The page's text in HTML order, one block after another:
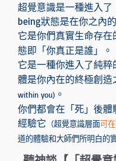
超覺意識是一種進入
being狀態是在你之內
它是你們真實生命存在
態即「你真正是誰」。
它是一種你進入了純粹
體是你內在的終極創造
within you) 。
你們都會在「死」後
經驗它 （超覺意識層面可
道的體驗和大師們所明白的實